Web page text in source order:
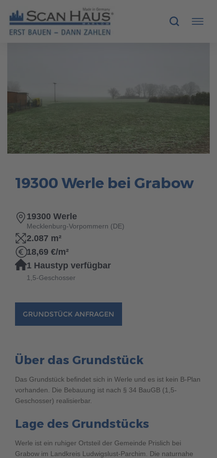
SCANHAUS-VORTEILE
RUND UMS BAUEN
KONTAKT
Brauchen Sie Hilfe?
038221 4000
MUSTERHAUS FINDEN
19300 Werle bei Grabow
19300 Werle
Mecklenburg-Vorpommern (DE)
2.087 m²
18,69 €/m²
1 Haustyp verfügbar
1,5-Geschosser
GRUNDSTÜCK ANFRAGEN
Über das Grundstück
Das Grundstück befindet sich in Werle und es ist kein B-Plan
vorhanden. Die Bebauung ist nach § 34 BauGB (1,5-
Geschosser) realisierbar.
Lage des Grundstücks
Werle ist ein ruhiger Ortsteil der Gemeinde Prislich bei
Grabow im Landkreis Ludwigslust-Parchim. Die naturnahe